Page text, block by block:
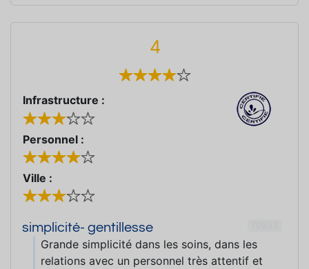
4
Infrastructure :
Personnel :
Ville :
simplicité- gentillesse
Grande simplicité dans les soins, dans les
relations avec un personnel très attentif et